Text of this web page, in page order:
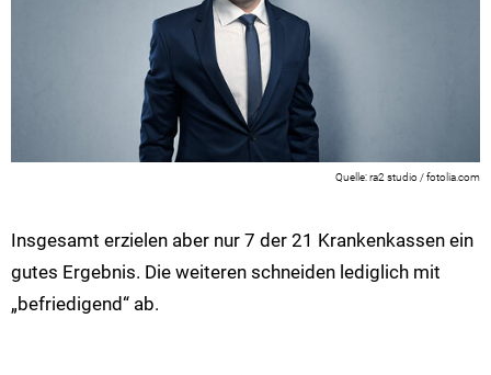
ra2 studio / fotolia.com
Insgesamt erzielen aber nur 7 der 21 Krankenkassen ein
gutes Ergebnis. Die weiteren schneiden lediglich mit
„befriedigend“ ab.